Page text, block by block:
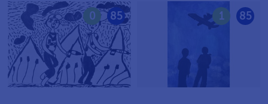
85
0 85
1